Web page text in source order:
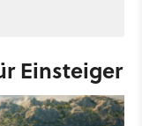
Einsteiger